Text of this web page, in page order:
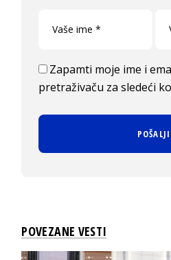
Zapamti moje ime i
pretraživaču za sledeći
POVEZANE VESTI